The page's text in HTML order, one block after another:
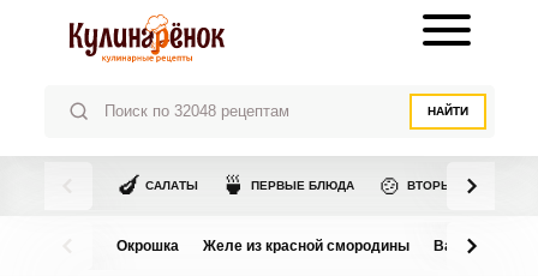
НАЙТИ
🍆 САЛАТЫ 🍵 ПЕРВЫЕ БЛЮДА 🍲 ВТОРЫЕ БЛЮДА
Окрошка Желе из красной смородины Варенье из